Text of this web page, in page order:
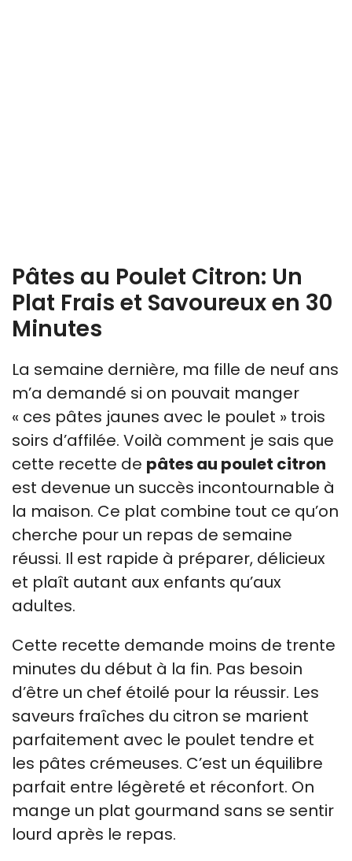
Pâtes au Poulet Citron: Un
Plat Frais et Savoureux en 30
Minutes
La semaine dernière, ma fille de neuf ans
m’a demandé si on pouvait manger
« ces pâtes jaunes avec le poulet » trois
soirs d’affilée. Voilà comment je sais que
cette recette de pâtes au poulet citron
est devenue un succès incontournable à
la maison. Ce plat combine tout ce qu’on
cherche pour un repas de semaine
réussi. Il est rapide à préparer, délicieux
et plaît autant aux enfants qu’aux
adultes.
Cette recette demande moins de trente
minutes du début à la fin. Pas besoin
d’être un chef étoilé pour la réussir. Les
saveurs fraîches du citron se marient
parfaitement avec le poulet tendre et
les pâtes crémeuses. C’est un équilibre
parfait entre légèreté et réconfort. On
mange un plat gourmand sans se sentir
lourd après le repas.